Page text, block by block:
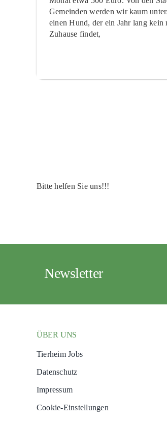
Gemeinden werden wir kaum
einen Hund, der ein Jahr lang kein
Zuhause findet,
Bitte helfen Sie uns!!!
Newsletter
ÜBER UNS
Tierheim Jobs
Datenschutz
Impressum
Cookie-Einstellungen